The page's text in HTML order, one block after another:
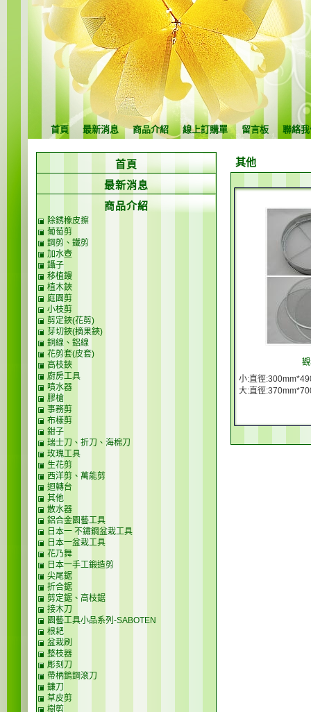
首頁 最新消息 商品介紹 線上訂購單 留言板 聯絡
其他
小:直徑
大:直徑
首頁
最新消息
商品介紹
除銹橡皮擦
葡萄剪
鋼剪、鐵剪
加水壺
鑷子
移植鏝
植木鋏
庭園剪
小枝剪
剪定鋏(花剪)
芽切鋏(摘果鋏)
銅線、鋁線
花剪套(皮套)
高枝鋏
廚房工具
噴水器
膠槍
事務剪
布樣剪
鉗子
瑞士刀、折刀、海棉刀
玫瑰工具
生花剪
西洋剪、萬能剪
迴轉台
其他
散水器
鋁合金園藝工具
日本一 不鏽鋼盆栽工具
日本一盆栽工具
花乃舞
日本一手工鍛造剪
尖尾鋸
折合鋸
剪定鋸、高枝鋸
接木刀
園藝工具小品系列-SABOTEN
根耙
盆栽刷
整枝器
彫刻刀
帶柄鎢鋼滾刀
鐮刀
草皮剪
樹剪